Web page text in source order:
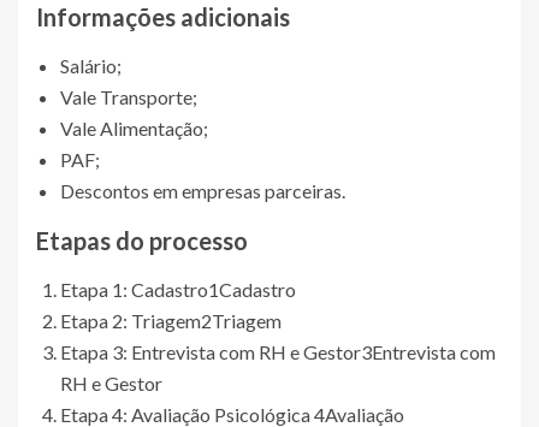
Informações adicionais
Salário;
Vale Transporte;
Vale Alimentação;
PAF;
Descontos em empresas parceiras.
Etapas do processo
Etapa 1: Cadastro1Cadastro
Etapa 2: Triagem2Triagem
Etapa 3: Entrevista com RH e Gestor3Entrevista com
RH e Gestor
Etapa 4: Avaliação Psicológica4Avaliação